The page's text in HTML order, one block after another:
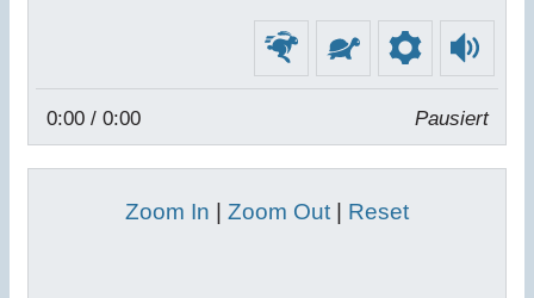
SchnellerLangsamer
0:00/ 0:00 Pausiert
Zoom In | Zoom Out | Reset